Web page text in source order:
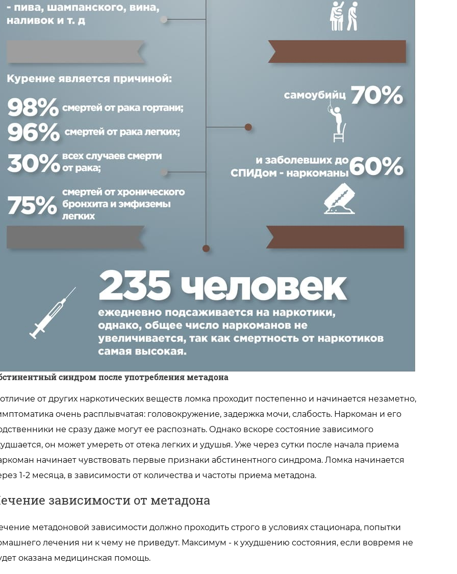
синдром после употребленияметадона
от других наркотических веществ ломка проходит постепенно и начинается незаметно,
очень расплывчатая: головокружение, задержка мочи, слабость. Наркоман и его
не сразу даже могут ее распознать. Однако вскоре состояние зависимого
он может умереть от отека легких и удушья. Уже через сутки после начала приема
начинает чувствовать первые признаки абстинентного синдрома. Ломка начинается
1-2 месяца, в зависимости от количества и частоты приема метадона.
зависимости от метадона
метадоновой зависимости должно проходить строго в условиях стационара, попытки
лечения ни к чему не приведут. Максимум - к ухудшению состояния, если вовремя не
оказана медицинская помощь.